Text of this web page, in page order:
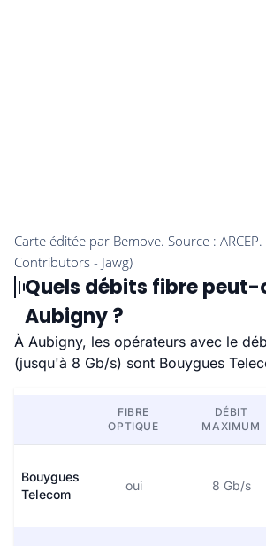
Quels débits fibre peut-
Aubigny ?
À Aubigny, les opérateurs avec le
(jusqu'à 8 Gb/s) sont Bouygues
FIBRE
OPTIQUE
DÉBIT
MAXIMUM
Bouygues
Telecom
oui 8 Gb/s